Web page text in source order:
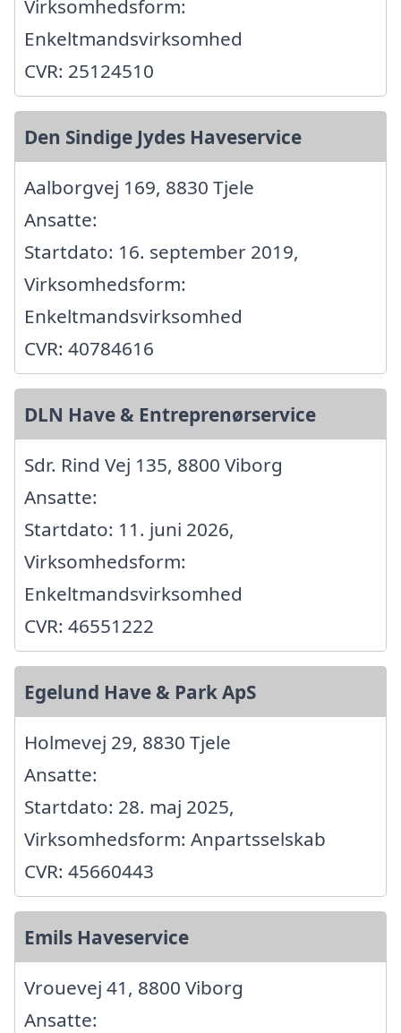
Virksomhedsform:
Enkeltmandsvirksomhed
CVR: 25124510
Den Sindige Jydes Haveservice
Aalborgvej 169, 8830 Tjele
Ansatte:
Startdato: 16. september 2019,
Virksomhedsform:
Enkeltmandsvirksomhed
CVR: 40784616
DLN Have & Entreprenørservice
Sdr. Rind Vej 135, 8800 Viborg
Ansatte:
Startdato: 11. juni 2026,
Virksomhedsform:
Enkeltmandsvirksomhed
CVR: 46551222
Egelund Have & Park ApS
Holmevej 29, 8830 Tjele
Ansatte:
Startdato: 28. maj 2025,
Virksomhedsform: Anpartsselskab
CVR: 45660443
Emils Haveservice
Vrouevej 41, 8800 Viborg
Ansatte: